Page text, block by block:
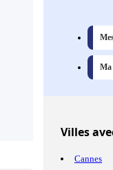
Ma
Villes
Cannes